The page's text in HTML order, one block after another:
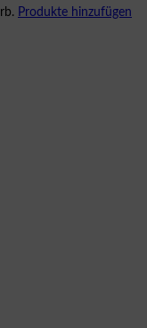
Produkte hinzufügen